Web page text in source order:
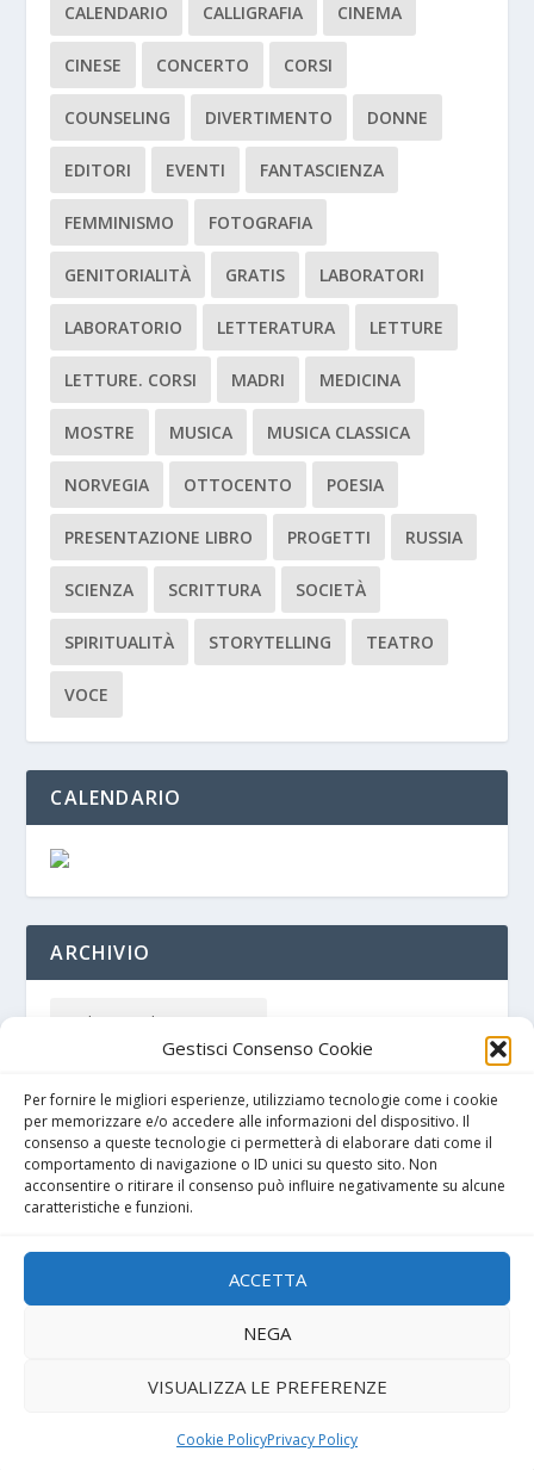
Gestisci Consenso Cookie
Per fornire le migliori esperienze, utilizziamo tecnologie come i cookie
per memorizzare e/o accedere alle informazioni del dispositivo. Il
consenso a queste tecnologie ci permetterà di elaborare dati come il
comportamento di navigazione o ID unici su questo sito. Non
acconsentire o ritirare il consenso può influire negativamente su alcune
caratteristiche e funzioni.
ACCETTA
NEGA
VISUALIZZA LE PREFERENZE
Cookie PolicyPrivacy Policy
CALENDARIO CALLIGRAFIA CINEMA
CINESE CONCERTO CORSI
COUNSELING DIVERTIMENTO DONNE
EDITORI EVENTI FANTASCIENZA
FEMMINISMO FOTOGRAFIA
GENITORIALITÀ GRATIS LABORATORI
LABORATORIO LETTERATURA LETTURE
LETTURE. CORSI MADRI MEDICINA
MOSTRE MUSICA MUSICA CLASSICA
NORVEGIA OTTOCENTO POESIA
PRESENTAZIONE LIBRO PROGETTI RUSSIA
SCIENZA SCRITTURA SOCIETÀ
SPIRITUALITÀ STORYTELLING TEATRO
VOCE
CALENDARIO
ARCHIVIO